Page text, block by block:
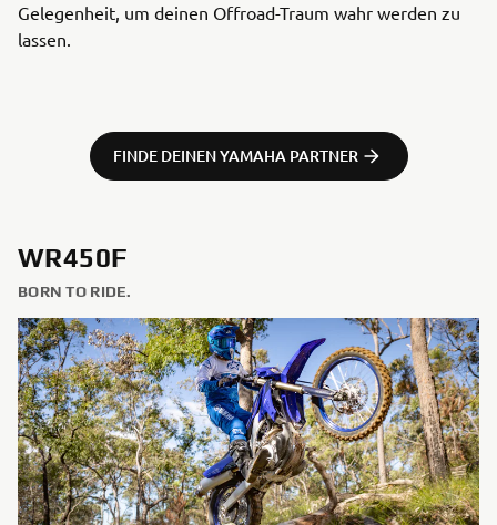
Gelegenheit, um deinen Offroad-Traum wahr werden zu
lassen.
FINDE DEINEN YAMAHA PARTNER
WR450F
BORN TO RIDE.